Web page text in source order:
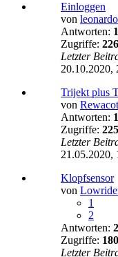
Einloggen
von
Antworten: 1
Zugriffe:
Letzter
20.10.2020,
Trijekt plus
von
Antworten: 1
Zugriffe:
Letzter
21.05.2020,
Klopfsensor
von
1
2
Antworten:
Zugriffe:
Letzter